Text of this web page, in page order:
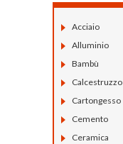
Acciaio
Alluminio
Bambù
Calcestruzzo
Cartongesso
Cemento
Ceramica